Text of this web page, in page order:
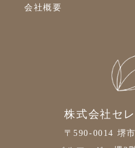
2021年8月
会社概要
株式会社セ
〒590-0014 堺